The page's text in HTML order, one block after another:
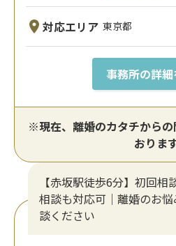
対応エリア 東京都
事務所の詳細
※現在、離婚のカタチから
おりま
【赤坂駅徒歩6分】初回
相談も対応可｜離婚のお
談ください